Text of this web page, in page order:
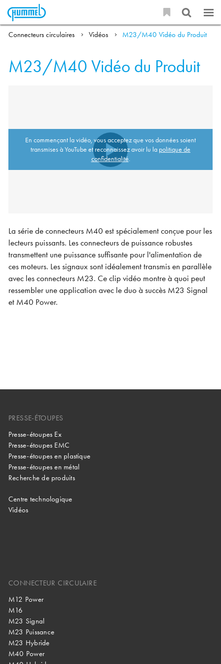
Connecteurs circulaires Vidéos M23/M40 Vidéo du Produit
M23/M40 Vidéo du Produit
En commençant la vidéo, vous acceptez que vos données soient
transmises à YouTube et reconnaissez avoir lu la politique de
confidentialité.
La série de connecteurs M40 est spécialement conçue pour les
lecteurs puissants. Les connecteurs de puissance robustes
transmettent une puissance suffisante pour l'alimentation de
ces moteurs. Les signaux sont idéalement transmis en parallèle
avec les connecteurs M23. Ce clip vidéo montre à quoi peut
ressembler une application avec le duo à succès M23 Signal
et M40 Power.
PRESSE-ÉTOUPES
Presse-étoupes Ex
Presse-étoupes EMC
Presse-étoupes en plastique
Presse-étoupes en métal
Recherche de produits
Centre technologique
Vidéos
CONNECTEUR CIRCULAIRE
M12 Power
M16
M23 Signal
M23 Puissance
M23 Hybride
M40 Power